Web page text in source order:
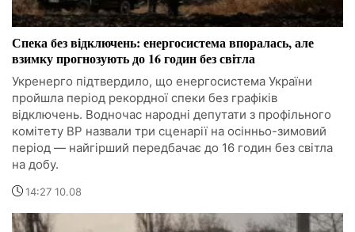
Спека без відключень: енергосистема впоралась, але
взимку прогнозують до 16 годин без світла
Укренерго підтвердило, що енергосистема України
пройшла період рекордної спеки без графіків
відключень. Водночас народні депутати з профільного
комітету ВР назвали три сценарії на осінньо-зимовий
період — найгірший передбачає до 16 годин без світла
на добу.
14:27 10.08